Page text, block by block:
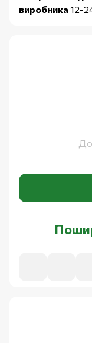
виробника 12-